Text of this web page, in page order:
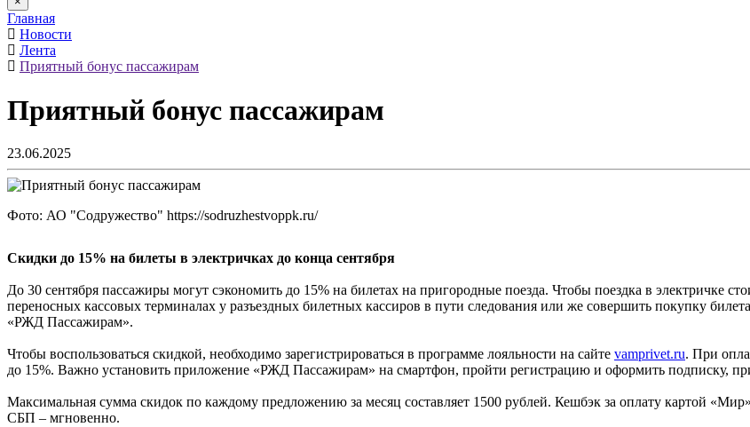
Главная
Новости
Лента
Приятный бонус пассажирам
Приятный бонус пассажирам
23.06.2025
Фото: АО "Содружество" https://sodruzhestvoppk.ru/
Скидки до 15% на билеты в электричках до конца сентября
До 30 сентября пассажиры могут сэкономить до 15% на билетах на пригородные поезда. Чтобы поездка в электричке
переносных кассовых терминалах у разъездных билетных кассиров в пути следования или же совершить покупку
«РЖД Пассажирам».
Чтобы воспользоваться скидкой, необходимо зарегистрироваться в программе лояльности на сайте vamprivet.ru. При
до 15%. Важно установить приложение «РЖД Пассажирам» на смартфон, пройти регистрацию и оформить подписку,
Максимальная сумма скидок по каждому предложению за месяц составляет 1500 рублей. Кешбэк за оплату картой
СБП – мгновенно.